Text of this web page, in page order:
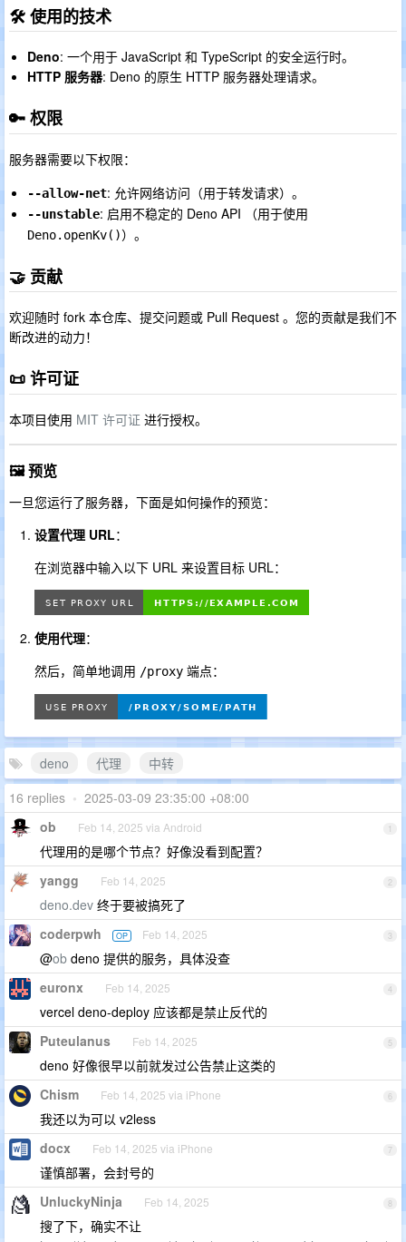
🛠️ 使用的技术
Deno: 一个用于 JavaScript 和 TypeScript 的安全运行时。
HTTP 服务器: Deno 的原生 HTTP 服务器处理请求。
🔑 权限
服务器需要以下权限：
--allow-net: 允许网络访问（用于转发请求）。
--unstable: 启用不稳定的 Deno API （用于使用
Deno.openKv()）。
🤝 贡献
欢迎随时 fork 本仓库、提交问题或 Pull Request 。您的贡献是我们不
断改进的动力！
📜 许可证
本项目使用 MIT 许可证 进行授权。
🖼️ 预览
一旦您运行了服务器，下面是如何操作的预览：
设置代理 URL：
在浏览器中输入以下 URL 来设置目标 URL：
使用代理：
然后，简单地调用 /proxy 端点：
deno 代理
中转
16 replies • 2025-03-09 23:35:00 +08:00
1
ob Feb 14, 2025 via Android
代理用的是哪个节点？好像没看到配置？
2
yangg Feb 14, 2025
deno.dev 终于要被搞死了
3
coderpwh OP Feb 14, 2025
@ob deno 提供的服务，具体没查
4
euronx Feb 14, 2025
vercel deno-deploy 应该都是禁止反代的
5
Puteulanus Feb 14, 2025
deno 好像很早以前就发过公告禁止这类的
6
Chism Feb 14, 2025 via iPhone
我还以为可以 v2less
7
docx Feb 14, 2025 via iPhone
谨慎部署，会封号的
8
UnluckyNinja Feb 14, 2025
搜了下，确实不让